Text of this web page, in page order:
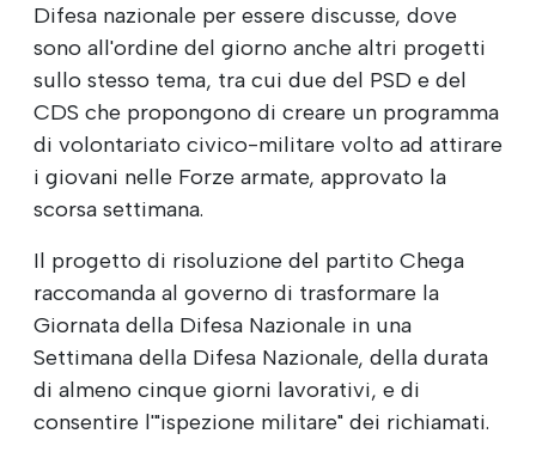
Difesa nazionale per essere discusse, dove
sono all'ordine del giorno anche altri progetti
sullo stesso tema, tra cui due del PSD e del
CDS che propongono di creare un programma
di volontariato civico-militare volto ad attirare
i giovani nelle Forze armate, approvato la
scorsa settimana.
Il progetto di risoluzione del partito Chega
raccomanda al governo di trasformare la
Giornata della Difesa Nazionale in una
Settimana della Difesa Nazionale, della durata
di almeno cinque giorni lavorativi, e di
consentire l'"ispezione militare" dei richiamati.